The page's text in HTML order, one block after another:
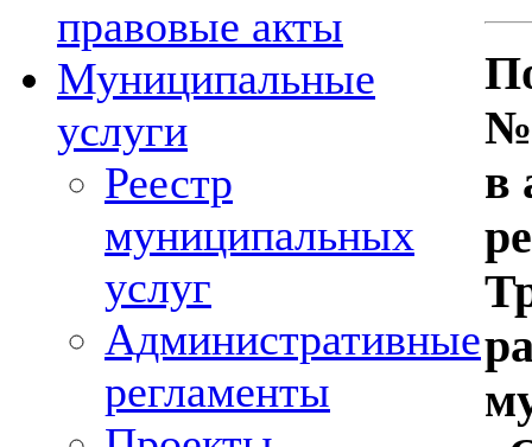
правовые акты
Муниципальные
услуги
Реестр
муниципальных
услуг
Административные
регламенты
№
в